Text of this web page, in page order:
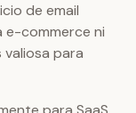
de email
e-commerce ni
valiosa para